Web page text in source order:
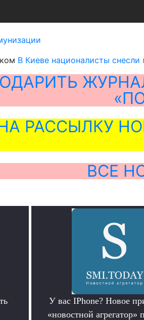
В Киеве националисты
РАССЫЛКУ
ВСЕ
У вас IPhone? Новое
«новостной агрегатор»